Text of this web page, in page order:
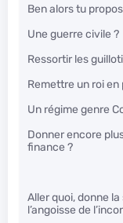
Ben alors tu
Une guerre civile ?
Ressortir les
Remettre un roi en
Un régime genre
Donner encore
finance ?
Aller quoi, donne la
l’angoisse de